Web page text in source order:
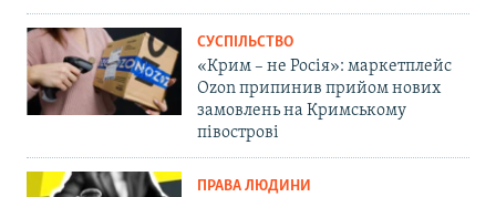
СУСПІЛЬСТВО
«Крим – не Росія»: маркетплейс
Ozon припинив прийом нових
замовлень на Кримському
півострові
ПРАВА ЛЮДИНИ